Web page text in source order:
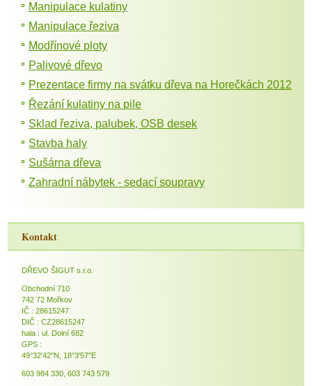
Manipulace kulatiny
Manipulace řeziva
Modřínové ploty
Palivové dřevo
Prezentace firmy na svátku dřeva na Horečkách 2012
Řezání kulatiny na pile
Sklad řeziva, palubek, OSB desek
Stavba haly
Sušárna dřeva
Zahradní nábytek - sedací soupravy
Kontakt
DŘEVO ŠIGUT s.r.o.
Obchodní 710
742 72 Mořkov
IČ : 28615247
DIČ : CZ28615247
hala : ul. Dolní 682
GPS :
49°32'42"N, 18°3'57"E
603 984 330, 603 743 579